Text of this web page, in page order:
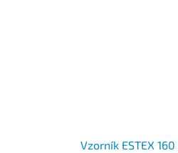
Vzorník ESTEX